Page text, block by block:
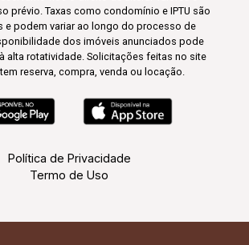
prévio. Taxas como condomínio e IPTU são
e podem variar ao longo do processo de
dos imóveis anunciados pode
alta rotatividade. Solicitações feitas no site
reserva, compra, venda ou locação.
Política de Privacidade
Termo de Uso